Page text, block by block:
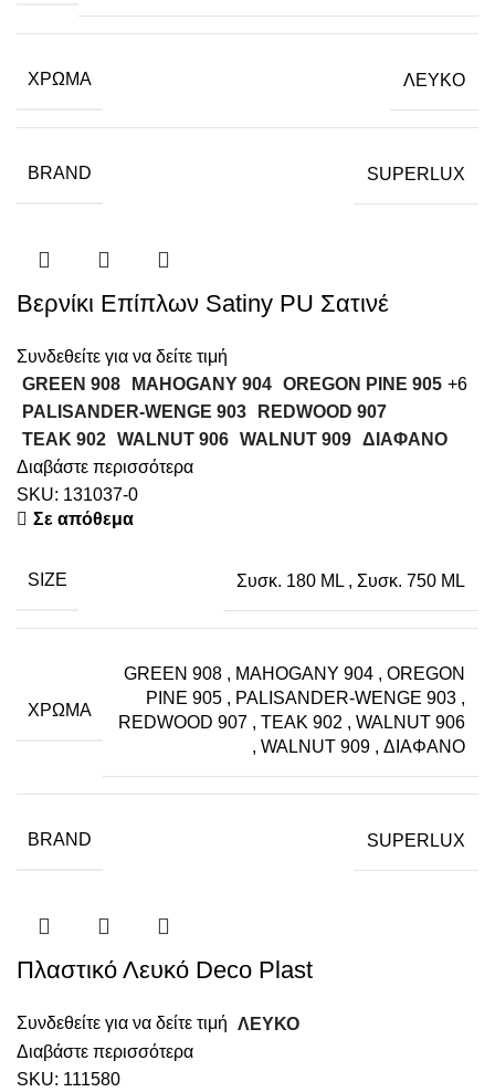
ΧΡΏΜΑ ΛΕΥΚΟ
BRAND SUPERLUX
Βερνίκι Επίπλων Satiny PU Σατινέ
Συνδεθείτε για να δείτε τιμή
GREEN 908
MAHOGANY 904 OREGON PINE 905 +6
PALISANDER-WENGE 903
REDWOOD 907
TEAK 902 WALNUT 906 WALNUT 909 ΔΙΑΦΑΝΟ
Διαβάστε περισσότερα
SKU: 131037-0
Σε απόθεμα
SIZE Συσκ. 180 ML , Συσκ. 750 ML
ΧΡΏΜΑ
GREEN 908 , MAHOGANY 904 , OREGON
PINE 905 , PALISANDER-WENGE 903 ,
REDWOOD 907 , TEAK 902 , WALNUT 906
, WALNUT 909 , ΔΙΑΦΑΝΟ
BRAND SUPERLUX
Πλαστικό Λευκό Deco Plast
Συνδεθείτε για να δείτε τιμή ΛΕΥΚΟ
Διαβάστε περισσότερα
SKU: 111580